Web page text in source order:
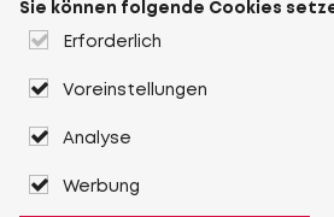
Sie können folgende Cookies
Erforderlich
Voreinstellungen
Analyse
Werbung